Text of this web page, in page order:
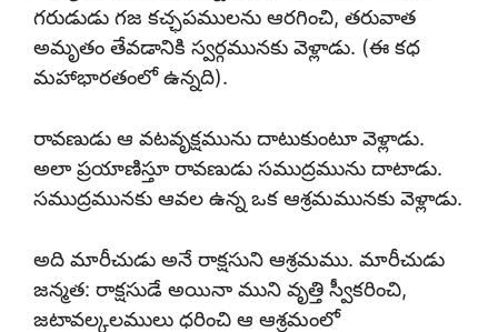
గరుడుడు గజ కచ్ఛపములను ఆరగించి, తరువాత
అమృతం తేవడానికి స్వర్గమునకు వెళ్లాడు. (ఈ కధ
మహాభారతంలో ఉన్నది).
రావణుడు ఆ వటవృక్షమును దాటుకుంటూ వెళ్లాడు.
అలా ప్రయాణిస్తూ రావణుడు సముద్రమును దాటాడు.
సముద్రమునకు ఆవల ఉన్న ఒక ఆశ్రమమునకు వెళ్లాడు.
అది మారీచుడు అనే రాక్షసుని ఆశ్రమము. మారీచుడు
జన్మత: రాక్షసుడే అయినా ముని వృత్తి స్వీకరించి,
జటావల్కలములు ధరించి ఆ ఆశ్రమంలో